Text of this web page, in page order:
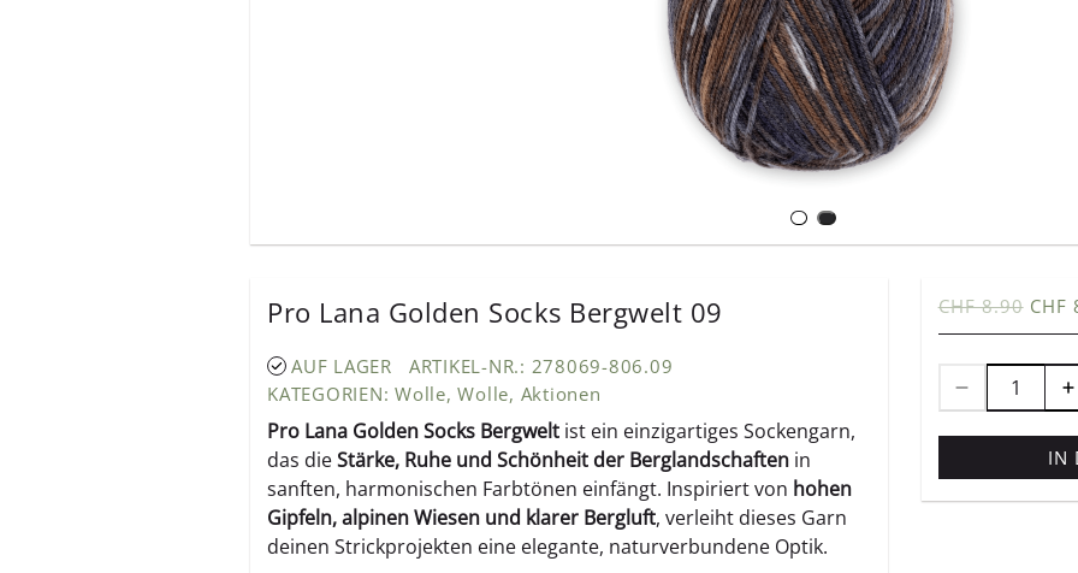
Pro Lana Golden Socks Bergwelt 09
AUF LAGER
ARTIKEL-NR.: 278069-806.09
KATEGORIEN: Wolle,Wolle, Aktionen
Pro Lana Golden Socks Bergwelt ist ein einzigartiges Sockengarn,
das dieStärke, Ruhe und Schönheit der Berglandschaften in
sanften, harmonischen Farbtönen einfängt. Inspiriert von hohen
Gipfeln, alpinen Wiesen und klarer Bergluft, verleiht dieses Garn
deinen Strickprojekten eine elegante, naturverbundene Optik.
CHF 8.90 CHF
IN